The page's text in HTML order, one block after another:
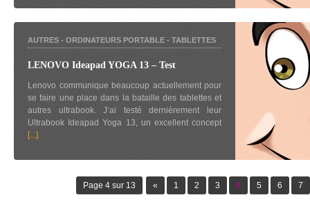
AUTRES - ORDINATEURS PORTABLE - TABLETTES
LENOVO Ideapad YOGA 13 – Test
Lenovo communique beaucoup actuellement pour
se faire une place dans la bataille des tablettes et
autres ultrabook. J’ai testé dernièrement leur
Ultrabook Ideapad Yoga 13, un excellent concept
[...]
Page 4 sur 13 « 1 2 3 4 5 6 7